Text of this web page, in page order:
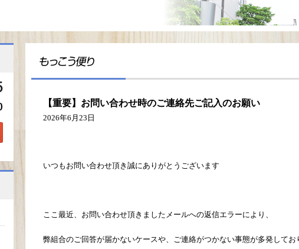
【重要】お問い合わせ時のご連絡先ご記入のお願い
2026年6月23日
いつもお問い合わせ頂き誠にありがとうございます
ここ最近、お問い合わせ頂きましたメールへの返信エラーにより、
弊組合のご回答が届かないケースや、ご連絡がつかない事態が多発してお